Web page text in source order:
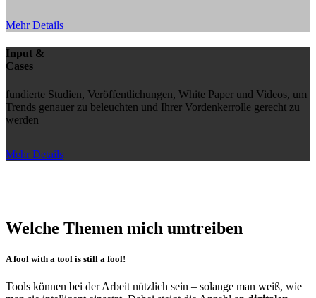
Mehr Details
Input &
Cases
fundierte Studien, Veröffentlichungen, White Paper und Videos, um
Trends genauer zu beleuchten und Ihrer Vordenkerrolle gerecht zu
werden
Mehr Details
Welche Themen mich umtreiben
A fool with a tool is still a fool!
Tools können bei der Arbeit nützlich sein – solange man weiß, wie